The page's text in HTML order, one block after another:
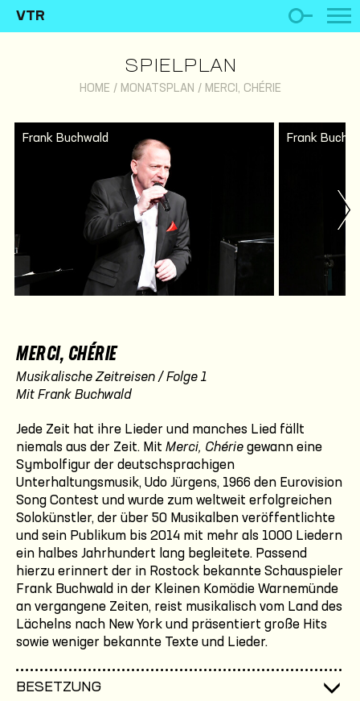
VTR
SPIELPLAN
HOME / MONATSPLAN / MERCI, CHÉRIE
Frank Buchwald Frank
MERCI, CHÉRIE
Musikalische Zeitreisen / Folge 1
Mit Frank Buchwald
Jede Zeit hat ihre Lieder und manches Lied fällt
niemals aus der Zeit. Mit Merci, Chérie gewann eine
Symbolfigur der deutschsprachigen
Unterhaltungsmusik, Udo Jürgens, 1966 den Eurovision
Song Contest und wurde zum weltweit erfolgreichen
Solokünstler, der über 50 Musikalben veröffentlichte
und sein Publikum bis 2014 mit mehr als 1000 Liedern
ein halbes Jahrhundert lang begleitete. Passend
hierzu erinnert der in Rostock bekannte Schauspieler
Frank Buchwald in der Kleinen Komödie Warnemünde
an vergangene Zeiten, reist musikalisch vom Land des
Lächelns nach New York und präsentiert große Hits
sowie weniger bekannte Texte und Lieder.
BESETZUNG